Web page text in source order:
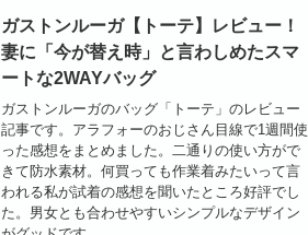
ガストンルーガ【トーテ】レビュー！
妻に「今が替え時」と言わしめたスマ
ートな2WAYバッグ
ガストンルーガのバッグ「トーテ」のレビュー
記事です。アラフォーのおじさん目線で1週間使
った感想をまとめました。二通りの使い方がで
きて防水素材。何買っても作業着みたいって言
われる私が試着の感想を聞いたところ好評でし
た。男女とも合わせやすいシンプルなデザイン